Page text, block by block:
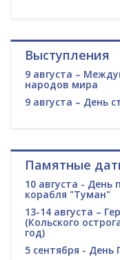
Выступления
9 августа –
народов мира
9 августа – День
Памятные
10 августа - День
корабля "Туман"
13-14 августа –
(Кольского
год)
5 сентября - День